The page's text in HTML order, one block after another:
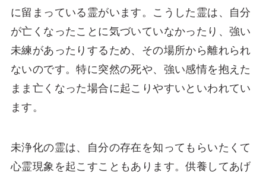
に留まっている霊がいます。こうした霊は、自分
が亡くなったことに気づいていなかったり、強い
未練があったりするため、その場所から離れられ
ないのです。特に突然の死や、強い感情を抱えた
まま亡くなった場合に起こりやすいといわれてい
ます。
未浄化の霊は、自分の存在を知ってもらいたくて
心霊現象を起こすこともあります。供養してあげ